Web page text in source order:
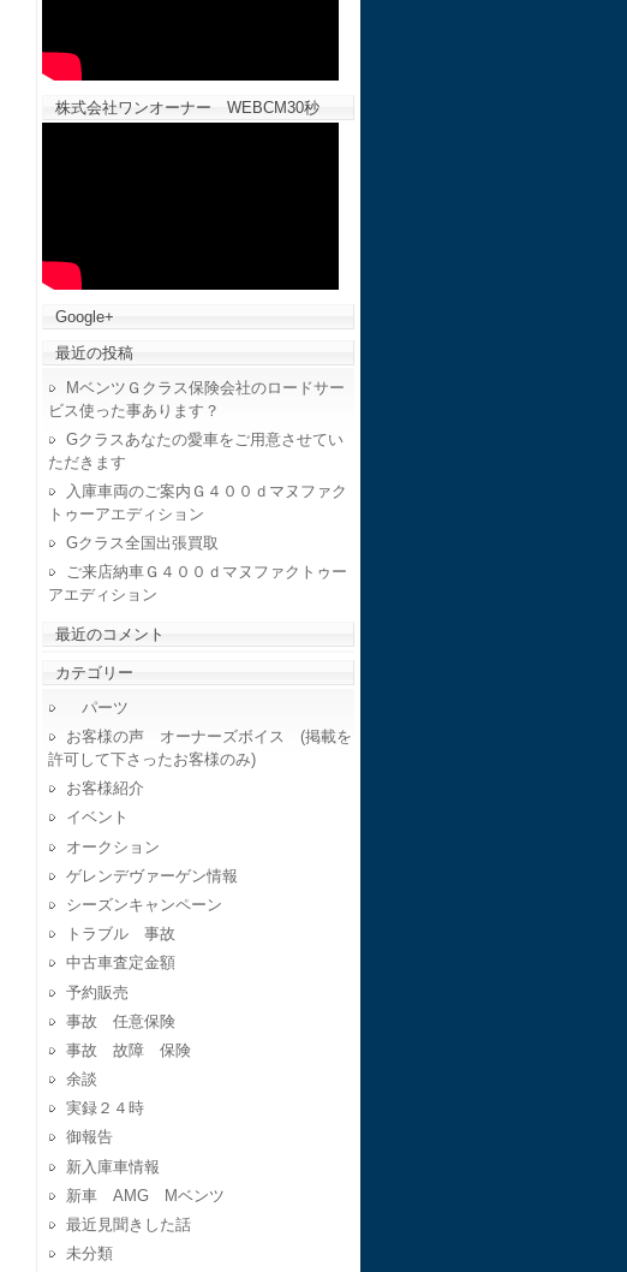
株式会社ワンオーナー WEBCM30秒
Google+
最近の投稿
MベンツＧクラス保険会社のロードサー
ビス使った事あります？
Gクラスあなたの愛車をご用意させてい
ただきます
入庫車両のご案内Ｇ４００ｄマヌファク
トゥーアエディション
Gクラス全国出張買取
ご来店納車Ｇ４００ｄマヌファクトゥー
アエディション
最近のコメント
カテゴリー
パーツ
お客様の声 オーナーズボイス (掲載を
許可して下さったお客様のみ)
お客様紹介
イベント
オークション
ゲレンデヴァーゲン情報
シーズンキャンペーン
トラブル 事故
中古車査定金額
予約販売
事故 任意保険
事故 故障 保険
余談
実録２４時
御報告
新入庫車情報
新車 AMG Mベンツ
最近見聞きした話
未分類